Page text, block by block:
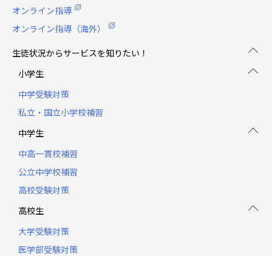
オンライン指導
オンライン指導（海外）
生徒状況からサービスを知りたい！
小学生
中学受験対策
私立・国立小学校補習
中学生
中高一貫校補習
公立中学校補習
高校受験対策
高校生
大学受験対策
医学部受験対策